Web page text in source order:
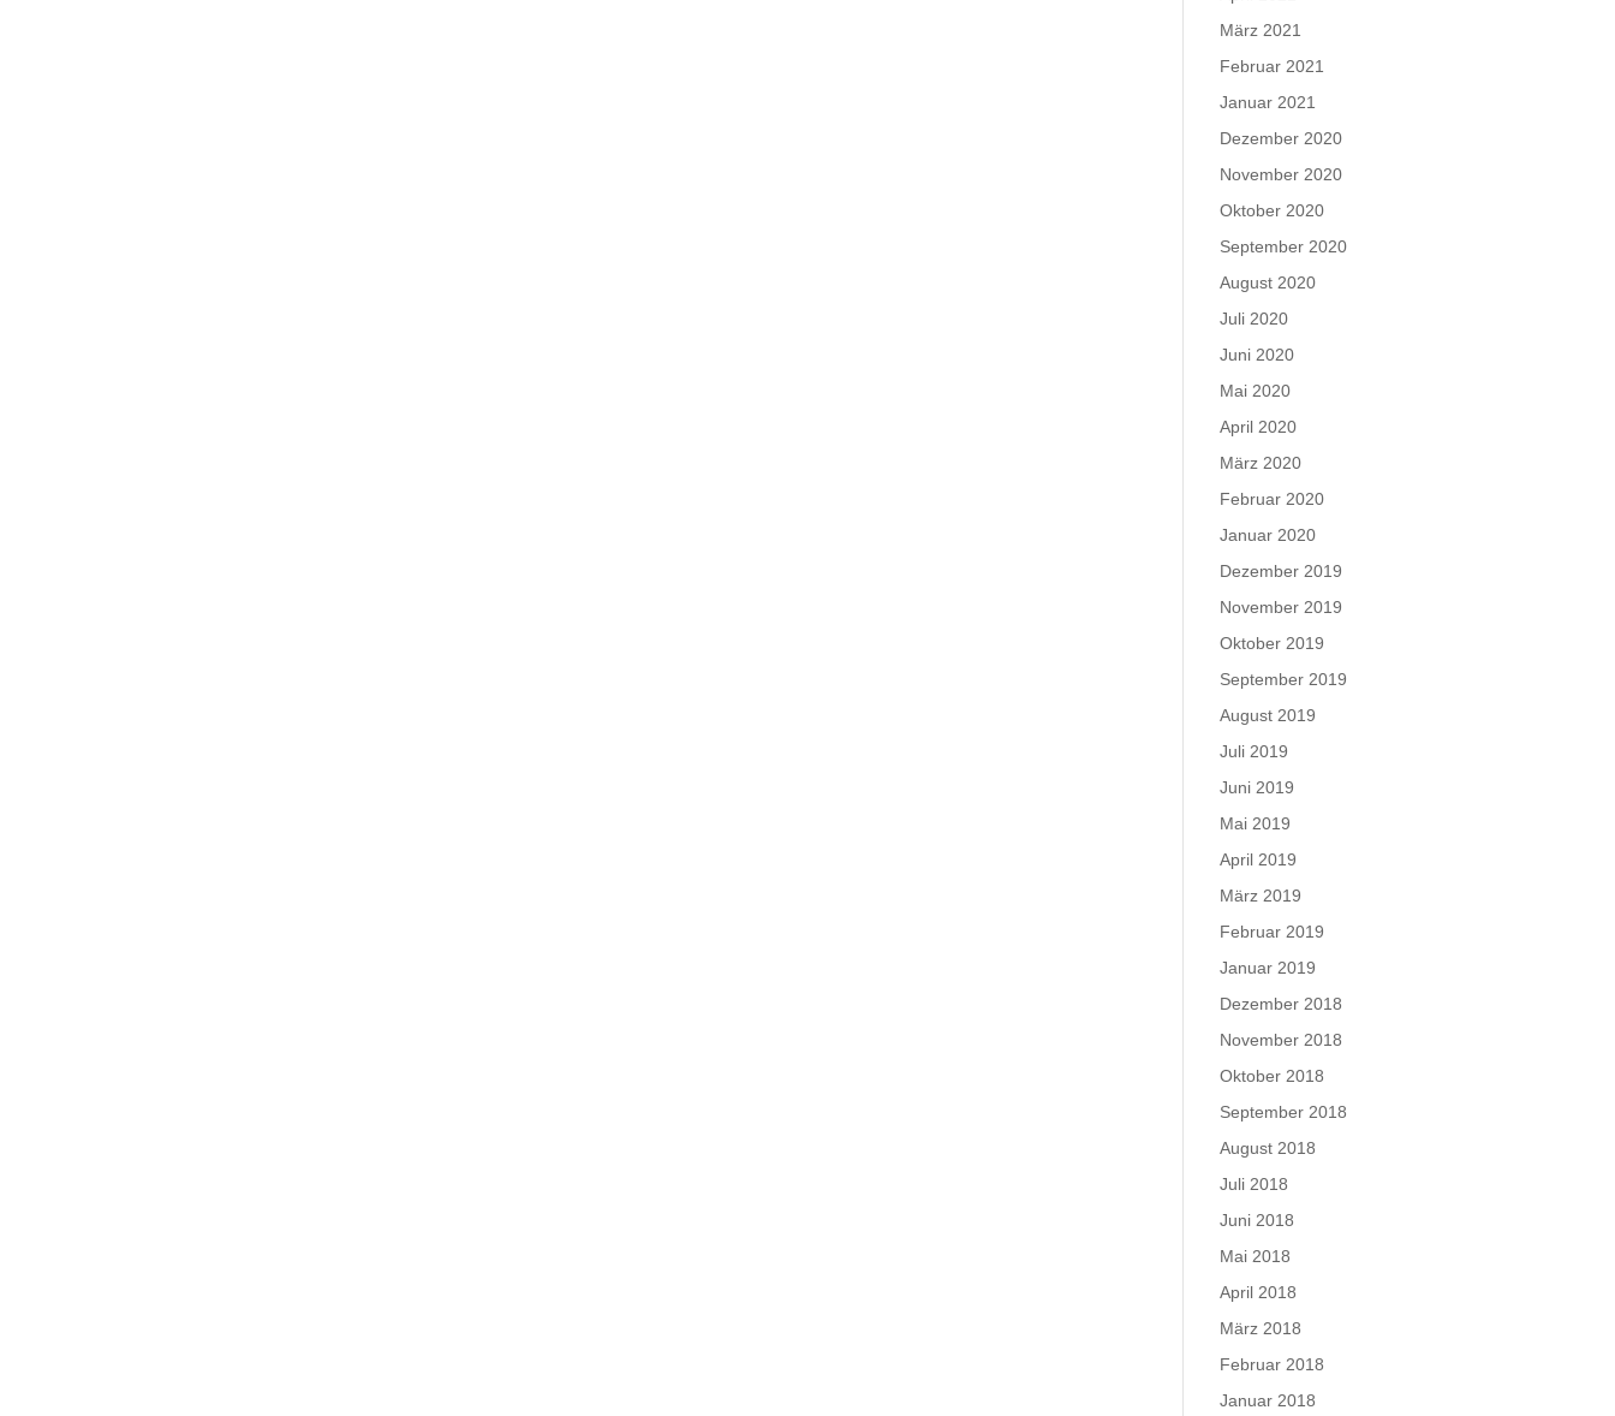
März 2021
Februar 2021
Januar 2021
Dezember 2020
November 2020
Oktober 2020
September 2020
August 2020
Juli 2020
Juni 2020
Mai 2020
April 2020
März 2020
Februar 2020
Januar 2020
Dezember 2019
November 2019
Oktober 2019
September 2019
August 2019
Juli 2019
Juni 2019
Mai 2019
April 2019
März 2019
Februar 2019
Januar 2019
Dezember 2018
November 2018
Oktober 2018
September 2018
August 2018
Juli 2018
Juni 2018
Mai 2018
April 2018
März 2018
Februar 2018
Januar 2018